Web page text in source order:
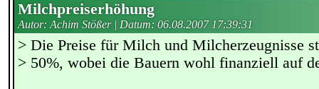
Milchpreiserhöhung
Autor: Achim Stößer | Datum: 06.08.2007 17:39:31
> Die Preise für Milch und Milcherzeugnisse
> 50%, wobei die Bauern wohl finanziell auf